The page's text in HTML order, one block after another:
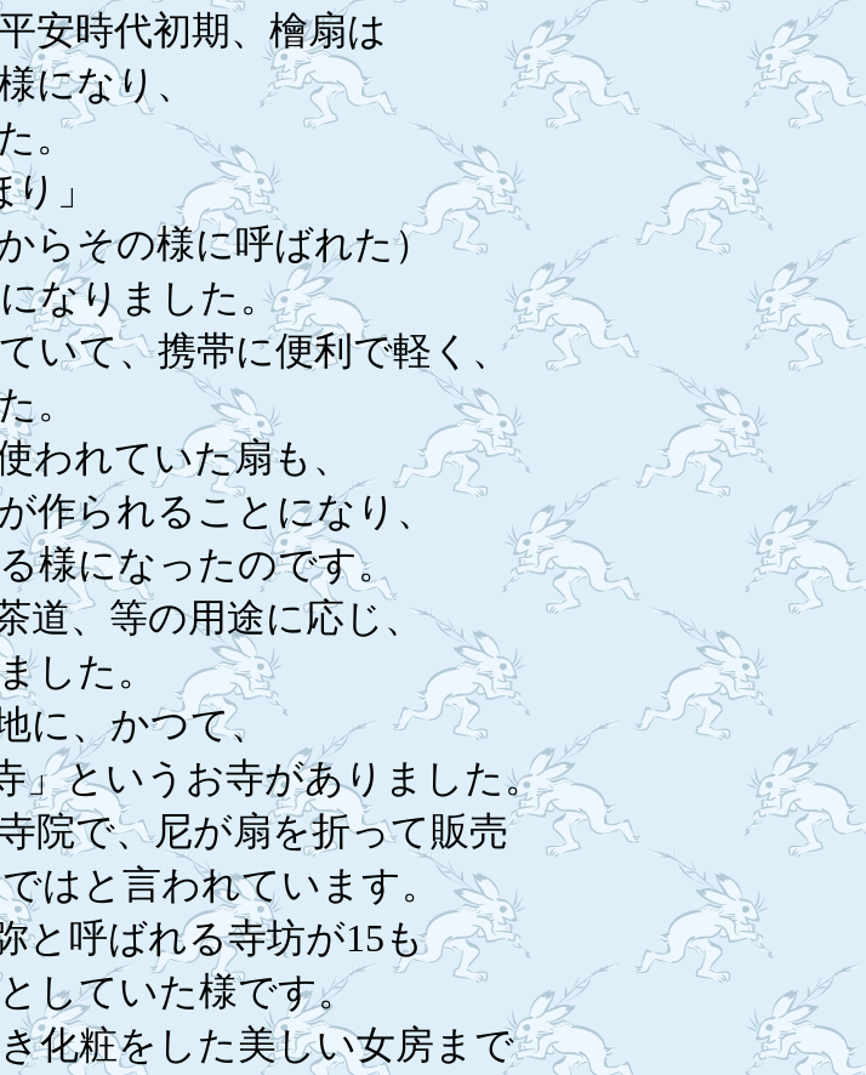
安時代初期、檜扇は
になり、
。
」
らその様に呼ばれた）
なりました。
いて、携帯に便利で軽く、
。
われていた扇も、
作られることになり、
様になったのです。
道、等の用途に応じ、
した。
に、かつて、
」というお寺がありました。
院で、尼が扇を折って販売
はと言われています。
と呼ばれる寺坊が15も
していた様です。
化粧をした美しい女房まで